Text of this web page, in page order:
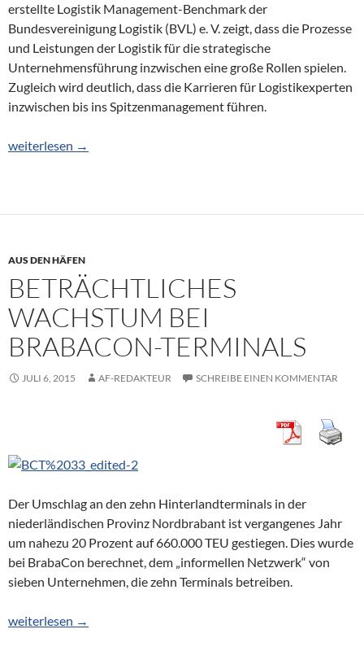
erstellte Logistik Management-Benchmark der
Bundesvereinigung Logistik (BVL) e. V. zeigt, dass die Prozesse
und Leistungen der Logistik für die strategische
Unternehmensführung inzwischen eine große Rollen spielen.
Zugleich wird deutlich, dass die Karrieren für Logistikexperten
inzwischen bis ins Spitzenmanagement führen.
Führungsetagen deutscher Unternehmen: Logistik steigt im
weiterlesen →
AUS DEN HÄFEN
BETRÄCHTLICHES
WACHSTUM BEI
BRABACON-TERMINALS
JULI 6, 2015 AF-REDAKTEUR SCHREIBE EINEN KOMMENTAR
Der Umschlag an den zehn Hinterlandterminals in der
niederländischen Provinz Nordbrabant ist vergangenes Jahr
um nahezu 20 Prozent auf 660.000 TEU gestiegen. Dies wurde
bei BrabaCon berechnet, dem „informellen Netzwerk“ von
sieben Unternehmen, die zehn Terminals betreiben.
Beträchtliches Wachstum bei BrabaCon-Terminals
weiterlesen →